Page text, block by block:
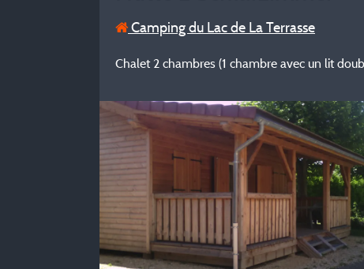
Camping du Lac de La Terrasse
Chalet 2 chambres (1 chambre avec un lit